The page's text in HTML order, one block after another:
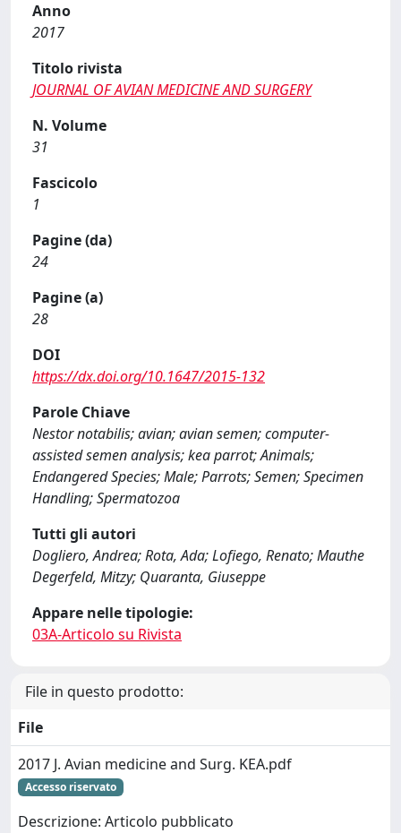
Anno
2017
Titolo rivista
JOURNAL OF AVIAN MEDICINE AND SURGERY
N. Volume
31
Fascicolo
1
Pagine (da)
24
Pagine (a)
28
DOI
https://dx.doi.org/10.1647/2015-132
Parole Chiave
Nestor notabilis; avian; avian semen; computer-
assisted semen analysis; kea parrot; Animals;
Endangered Species; Male; Parrots; Semen; Specimen
Handling; Spermatozoa
Tutti gli autori
Dogliero, Andrea; Rota, Ada; Lofiego, Renato; Mauthe
Degerfeld, Mitzy; Quaranta, Giuseppe
Appare nelle tipologie:
03A-Articolo su Rivista
File in questo prodotto:
File
2017 J. Avian medicine and Surg. KEA.pdf
Accesso riservato
Descrizione: Articolo pubblicato